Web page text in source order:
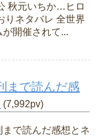
秋元いちか…ヒロ
りネタバレ 全世界
開催されて...
まで読んだ感
(7,992pv)
で読んだ感想とネ